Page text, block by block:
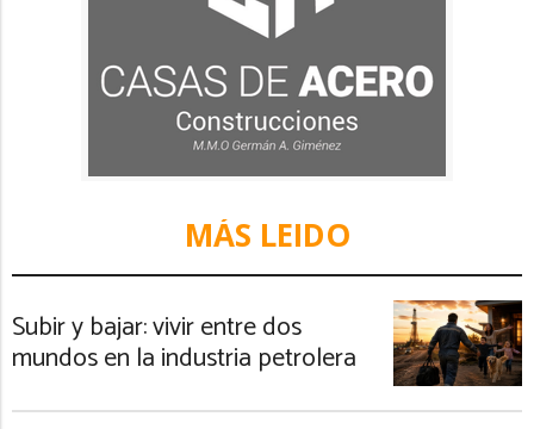
MÁS LEIDO
Subir y bajar: vivir entre dos
mundos en la industria petrolera